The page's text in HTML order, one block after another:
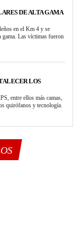
DE ALTA GAMA
en el Km 4 y se
gama. Las víctimas fueron
LOS
entre ellos más camas,
quirófanos y tecnología.